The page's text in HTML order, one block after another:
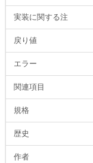
実装に関する注
戻り値
エラー
関連項目
規格
歴史
作者